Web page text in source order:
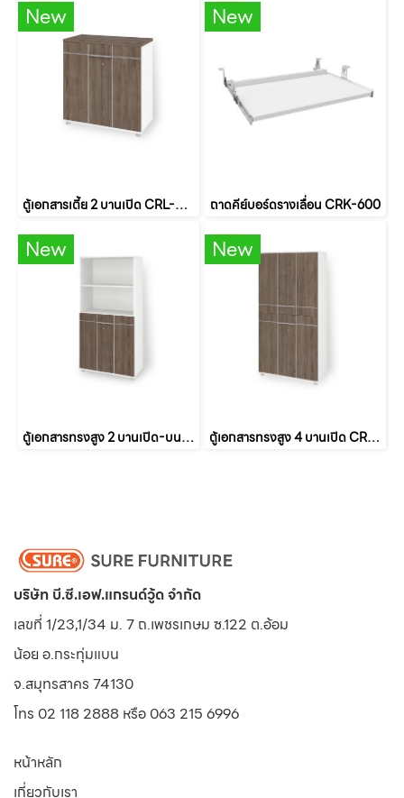
New
ตู้เอกสารเตี้ย 2 บานเปิด CRL-810
New
ถาดคีย์บอร์ดรางเลื่อน CRK-600
New
ตู้เอกสารทรงสูง 2 บานเปิด-บนโล่ง CRM-810
New
ตู้เอกสารทรงสูง 4 บานเปิด CRM-811
บริษัท บี.ซี.เอฟ.แกรนด์วู้ด จำกัด
เลขที่ 1/23,1/34 ม. 7 ถ.เพชรเกษม ซ.122 ต.อ้อม
น้อย อ.กระทุ่มแบน
จ.สมุทรสาคร 74130
โทร 02 118 2888 หรือ 063 215 6996
หน้าหลัก
เกี่ยวกับเรา